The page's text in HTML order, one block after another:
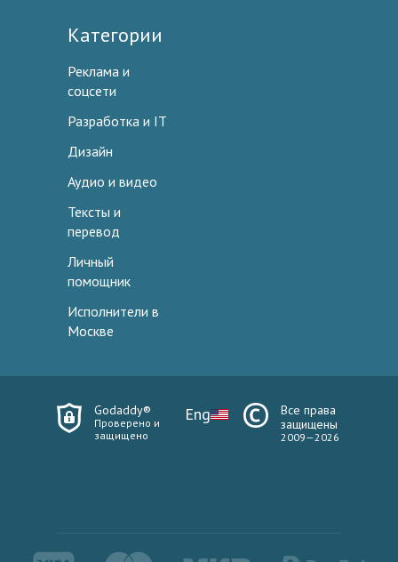
Категории
Реклама и
соцсети
Разработка и IT
Дизайн
Аудио и видео
Тексты и
перевод
Личный
помощник
Исполнители в
Москве
Godaddy®
Проверено и
защищено
Eng
Все права
защищены
2009—2026